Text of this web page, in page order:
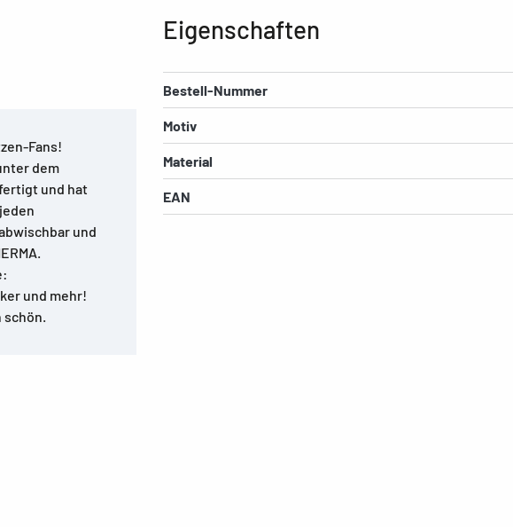
Fans!
dem
und hat
und
und mehr!
schön.
Eigenschaften
Bestell-Nummer
Motiv
Material
EAN